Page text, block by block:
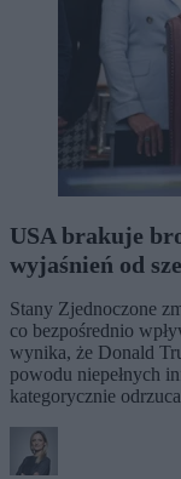
USA brakuje
wyjaśnień od
Stany Zjednoczone
co bezpośrednio
wynika, że Donald
powodu niepełnych
kategorycznie